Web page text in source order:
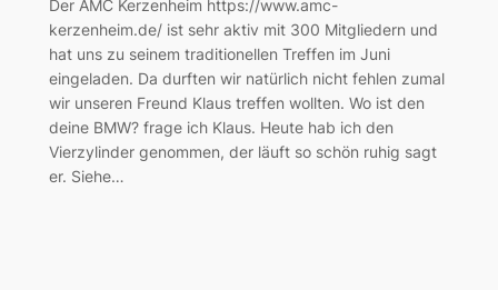
Der AMC Kerzenheim https://www.amc-
kerzenheim.de/ ist sehr aktiv mit 300 Mitgliedern und
hat uns zu seinem traditionellen Treffen im Juni
eingeladen. Da durften wir natürlich nicht fehlen zumal
wir unseren Freund Klaus treffen wollten. Wo ist den
deine BMW? frage ich Klaus. Heute hab ich den
Vierzylinder genommen, der läuft so schön ruhig sagt
er. Siehe…